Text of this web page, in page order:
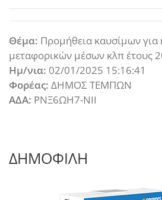
Θέμα: Προμήθεια καυσίμων για
μεταφορικών μέσων κλπ έτους
Ημ/νια: 02/01/2025 15:16:41
Φορέας: ΔΗΜΟΣ ΤΕΜΠΩΝ
ΑΔΑ: ΡΝΞ6ΩΗ7-ΝΙΙ
ΔΗΜΟΦΙΛΗ